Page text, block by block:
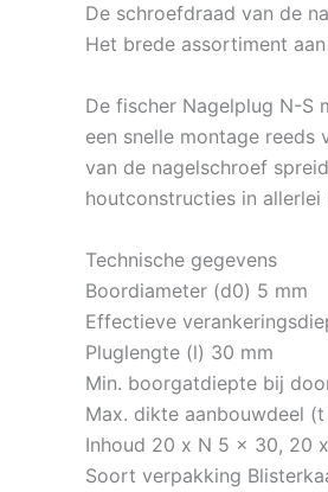
De schroefdraad van de
Het brede assortiment
De fischer Nagelplug N-S
een snelle montage
van de nagelschroef
houtconstructies in
Technische gegevens
Boordiameter (d0) 5 mm
Effectieve
Pluglengte (l) 30 mm
Min. boorgatdiepte bij
Max. dikte aanbouwdeel
Inhoud 20 x N 5 x 30, 20
Soort verpakking